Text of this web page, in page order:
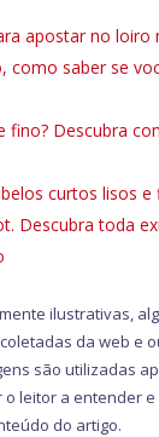
apostar no loiro
como saber se
fino? Descubra
curtos lisos e
Descubra toda
ilustrativas,
da web e
são utilizadas
leitor a entender
do artigo.